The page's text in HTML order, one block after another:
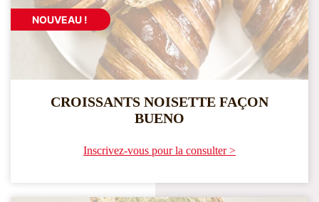
NOUVEAU !
CROISSANTS NOISETTE FAÇON
BUENO
Inscrivez-vous pour la consulter >